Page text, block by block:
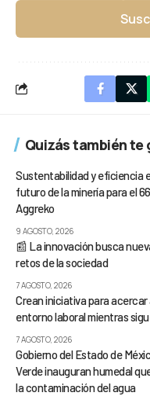
Quizás también te
Sustentabilidad y eficiencia
futuro de la minería para el
Aggreko
9 AGOSTO, 2026
📰 La innovación busca
retos de la sociedad
7 AGOSTO, 2026
Crean iniciativa para acercar
entorno laboral mientras
7 AGOSTO, 2026
Gobierno del Estado de
Verde inauguran humedal
la contaminación del agua